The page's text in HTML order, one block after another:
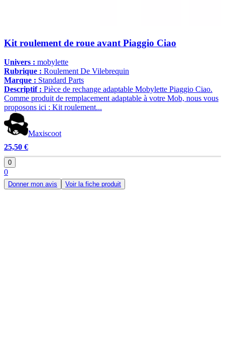
Kit roulement de roue avant Piaggio Ciao
Univers : mobylette
Rubrique : Roulement De Vilebrequin
Marque : Standard Parts
Descriptif : Pièce de rechange adaptable Mobylette Piaggio Ciao.
Comme produit de remplacement adaptable à votre Mob, nous vous
proposons ici : Kit roulement...
Maxiscoot
25,50 €
0
0
Donner mon avis Voir la fiche produit